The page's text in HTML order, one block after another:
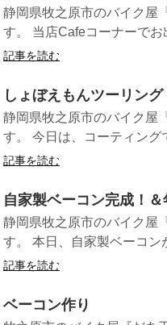
静岡県牧之原市のバイク
す。 当店Cafeコーナーで
記事を読む
しょぼえもんツーリング
静岡県牧之原市のバイク
す。 今日は、コーティング
記事を読む
自家製ベーコン完成！＆
静岡県牧之原市のバイク
す。 本日、自家製ベーコン
記事を読む
ベーコン作り